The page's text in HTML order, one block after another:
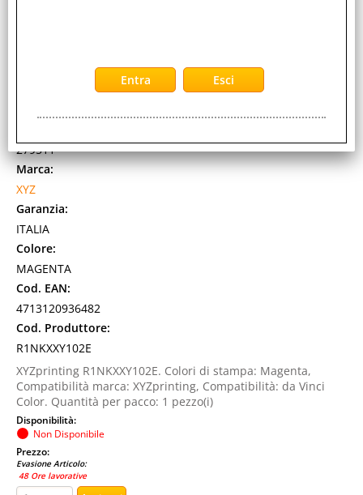
XYZ MATERIALE DI STAMPA 3D DA VINCI COLOR
279511
Marca:
XYZ
Garanzia:
ITALIA
Colore:
MAGENTA
Cod. EAN:
4713120936482
Cod. Produttore:
R1NKXXY102E
XYZprinting R1NKXXY102E. Colori di stampa: Magenta,
Compatibilità marca: XYZprinting, Compatibilità: da Vinci
Color. Quantità per pacco: 1 pezzo(i)
Disponibilità:
Non Disponibile
Prezzo:
Evasione Articolo:
48 Ore lavorative